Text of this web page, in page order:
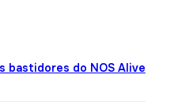
bastidores do NOS Alive